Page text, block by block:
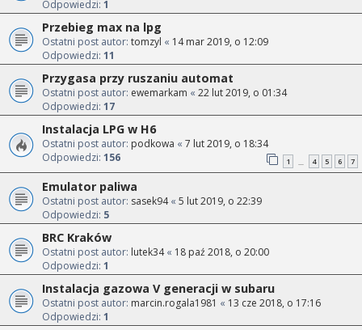
Odpowiedzi: 1
Przebieg max na lpg
Ostatni post autor: tomzyl « 14 mar 2019, o 12:09
Odpowiedzi: 11
Przygasa przy ruszaniu automat
Ostatni post autor: ewemarkam « 22 lut 2019, o 01:34
Odpowiedzi: 17
Instalacja LPG w H6
Ostatni post autor: podkowa « 7 lut 2019, o 18:34
Odpowiedzi: 156 1 … 4 5 6 7
Emulator paliwa
Ostatni post autor: sasek94« 5 lut 2019, o 22:39
Odpowiedzi: 5
BRC Kraków
Ostatni post autor: lutek34« 18 paź 2018, o 20:00
Odpowiedzi: 1
Instalacja gazowa V generacji w subaru
Ostatni post autor: marcin.rogala1981 « 13 cze 2018, o 17:16
Odpowiedzi: 1